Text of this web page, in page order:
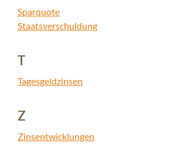
Sparquote
Staatsverschuldung
T
Tagesgeldzinsen
Z
Zinsentwicklungen